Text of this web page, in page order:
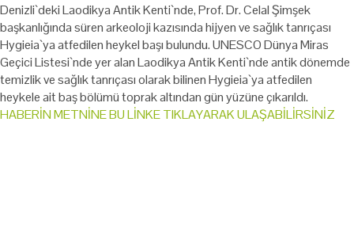
Denizli`deki Laodikya Antik Kenti`nde, Prof. Dr. Celal Şimşek
başkanlığında süren arkeoloji kazısında hijyen ve sağlık tanrıçası
Hygieia`ya atfedilen heykel başı bulundu. UNESCO Dünya Miras
Geçici Listesi`nde yer alan Laodikya Antik Kenti`nde antik dönemde
temizlik ve sağlık tanrıçası olarak bilinen Hygieia`ya atfedilen
heykele ait baş bölümü toprak altından gün yüzüne çıkarıldı.
HABERİN METNİNE BU LİNKE TIKLAYARAK ULAŞABİLİRSİNİZ